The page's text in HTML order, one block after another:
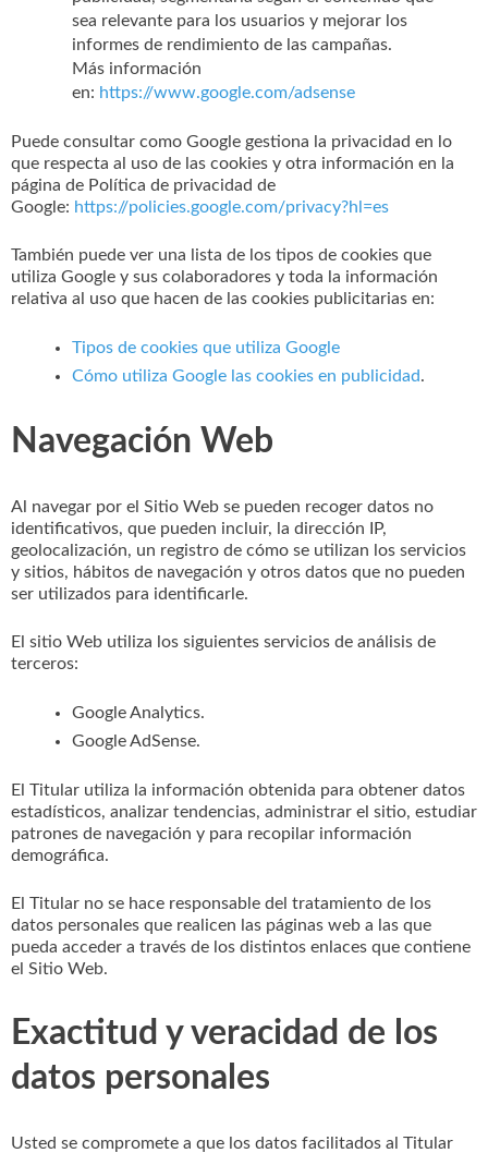
sea relevante para los usuarios y mejorar los
informes de rendimiento de las campañas.
Más información
en: https://www.google.com/adsense
Puede consultar como Google gestiona la privacidad en lo
que respecta al uso de las cookies y otra información en la
página de Política de privacidad de
Google: https://policies.google.com/privacy?hl=es
También puede ver una lista de los tipos de cookies que
utiliza Google y sus colaboradores y toda la información
relativa al uso que hacen de las cookies publicitarias en:
Tipos de cookies que utiliza Google
Cómo utiliza Google las cookies en publicidad.
Navegación Web
Al navegar por el Sitio Web se pueden recoger datos no
identificativos, que pueden incluir, la dirección IP,
geolocalización, un registro de cómo se utilizan los servicios
y sitios, hábitos de navegación y otros datos que no pueden
ser utilizados para identificarle.
El sitio Web utiliza los siguientes servicios de análisis de
terceros:
Google Analytics.
Google AdSense.
El Titular utiliza la información obtenida para obtener datos
estadísticos, analizar tendencias, administrar el sitio, estudiar
patrones de navegación y para recopilar información
demográfica.
El Titular no se hace responsable del tratamiento de los
datos personales que realicen las páginas web a las que
pueda acceder a través de los distintos enlaces que contiene
el Sitio Web.
Exactitud y veracidad de los
datos personales
Usted se compromete a que los datos facilitados al Titular